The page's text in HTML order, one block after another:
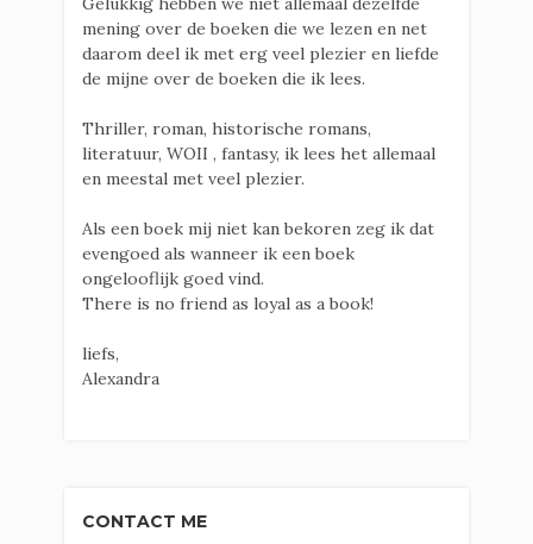
mening over de boeken die we lezen en net
daarom deel ik met erg veel plezier en liefde
de mijne over de boeken die ik lees.
Thriller, roman, historische romans,
literatuur, WOII , fantasy, ik lees het allemaal
en meestal met veel plezier.
Als een boek mij niet kan bekoren zeg ik dat
evengoed als wanneer ik een boek
ongelooflijk goed vind.
There is no friend as loyal as a book!
liefs,
Alexandra
CONTACT ME